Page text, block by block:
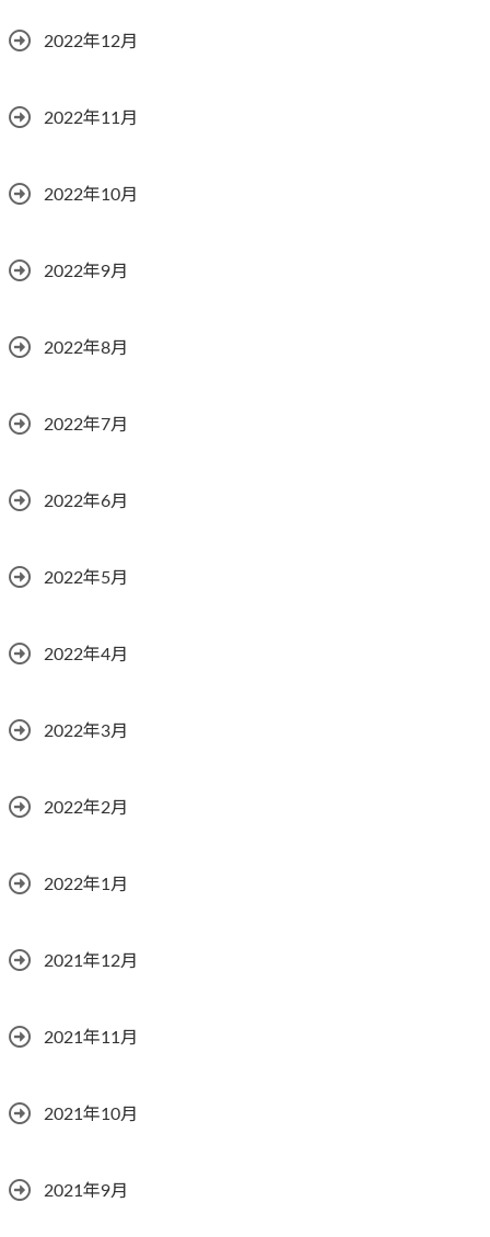
2022年12月
2022年11月
2022年10月
2022年9月
2022年8月
2022年7月
2022年6月
2022年5月
2022年4月
2022年3月
2022年2月
2022年1月
2021年12月
2021年11月
2021年10月
2021年9月